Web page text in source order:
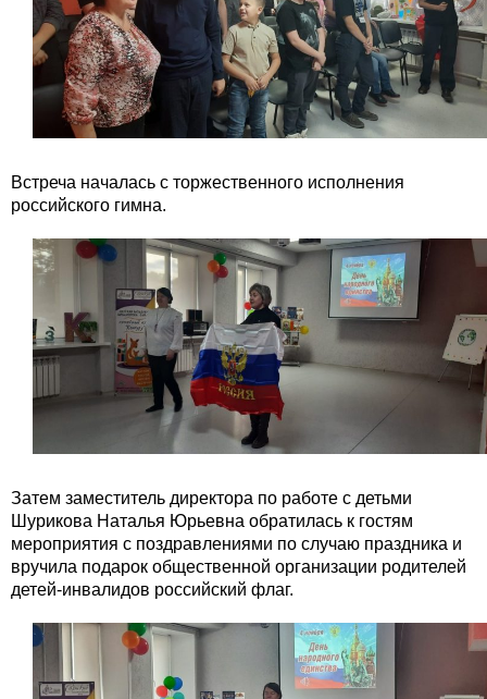
Встреча началась с торжественного исполнения
российского гимна.
Затем заместитель директора по работе с детьми
Шурикова Наталья Юрьевна обратилась к гостям
мероприятия с поздравлениями по случаю праздника и
вручила подарок общественной организации родителей
детей-инвалидов российский флаг.